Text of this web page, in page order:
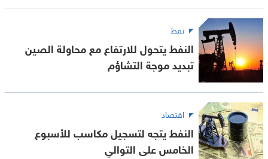
نفط
النفط يتحول للارتفاع مع محاولة الصين
تبديد موجة التشاؤم
اقتصاد
النفط يتجه لتسجيل مكاسب للأسبوع
الخامس على التوالي